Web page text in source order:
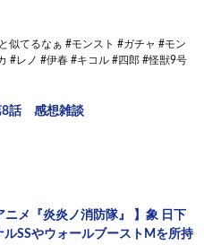
似てるなぁ #モンスト #ガチャ #モン
#レノ #伊春 #キコル #四郎 #怪獣9号
8話 感想雑談
ニメ『炎炎ノ消防隊』 】象 日下
ルSSやウォールブーストMを所持